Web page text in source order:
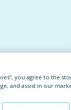
you agree to the
and assist in our